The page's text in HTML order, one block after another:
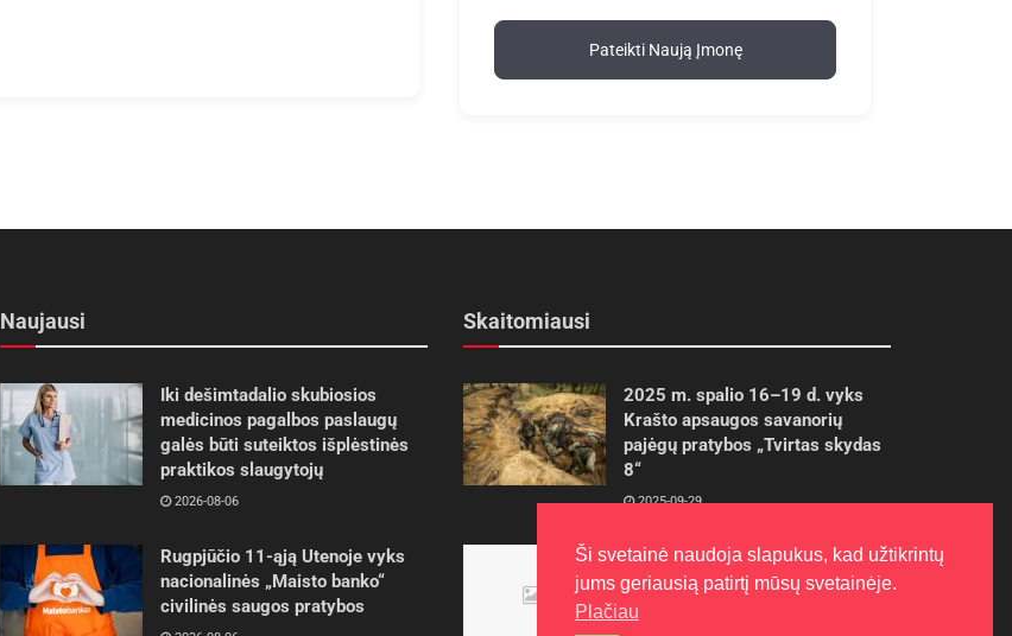
Pateikti Naują Įmonę
Naujausi
Iki dešimtadalio skubiosios
medicinos pagalbos paslaugų
galės būti suteiktos išplėstinės
praktikos slaugytojų
2026-08-06
Rugpjūčio 11-ąją Utenoje vyks
nacionalinės „Maisto banko“
civilinės saugos pratybos
Skaitomiausi
2025 m. spalio 16–19 d. vyks
Krašto apsaugos savanorių
pajėgų pratybos „Tvirtas skydas
8“
2025-09-29
Panevėžietės tarptautinėje
programoje siekia aukso
2015-10-30
Ši svetainė naudoja slapukus, kad užtikrintų
jums geriausią patirtį mūsų svetainėje.
Plačiau